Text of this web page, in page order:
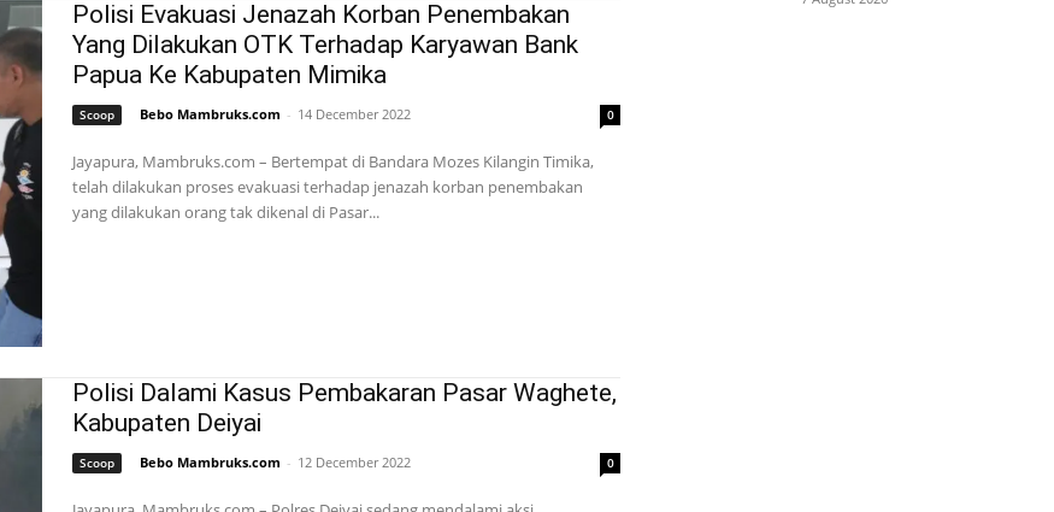
Polisi Evakuasi Jenazah Korban Penembakan
Yang Dilakukan OTK Terhadap Karyawan Bank
Papua Ke Kabupaten Mimika
Scoop Bebo Mambruks.com - 14 December 2022 0
Jayapura, Mambruks.com – Bertempat di Bandara Mozes Kilangin Timika,
telah dilakukan proses evakuasi terhadap jenazah korban penembakan
yang dilakukan orang tak dikenal di Pasar...
Polisi Dalami Kasus Pembakaran Pasar Waghete,
Kabupaten Deiyai
Scoop Bebo Mambruks.com - 12 December 2022 0